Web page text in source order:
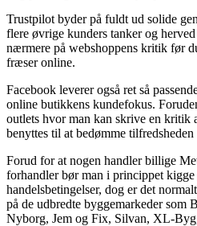
Trustpilot byder på fuldt ud solide
flere øvrige kunders tanker og
nærmere på webshoppens kritik før
fræser online.
Facebook leverer også ret så
online butikkens kundefokus.
outlets hvor man kan skrive en kritik
benyttes til at bedømme tilfredsheden
Forud for at nogen handler billige
forhandler bør man i princippet
handelsbetingelser, dog er det
på de udbredte byggemarkeder som
Nyborg, Jem og Fix, Silvan, XL-